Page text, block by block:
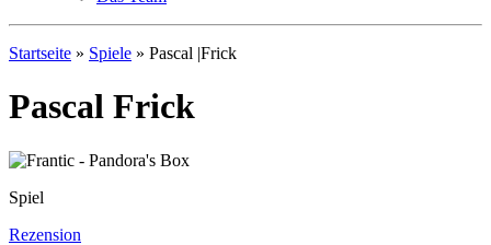
Startseite » Spiele » Pascal |Frick
Pascal Frick
Spiel
Rezension